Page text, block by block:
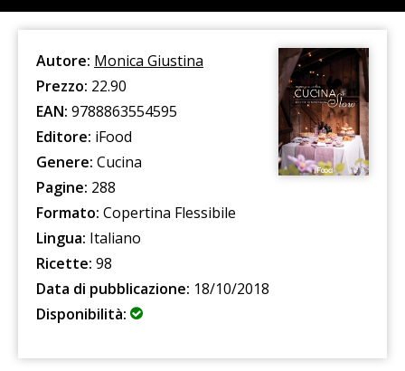
CONTATTI
RICERCA
Autore: Monica Giustina
Prezzo: 22.90
EAN: 9788863554595
Editore: iFood
Genere: Cucina
Pagine: 288
Formato: Copertina Flessibile
Lingua: Italiano
Ricette: 98
Data di pubblicazione: 18/10/2018
Disponibilità: